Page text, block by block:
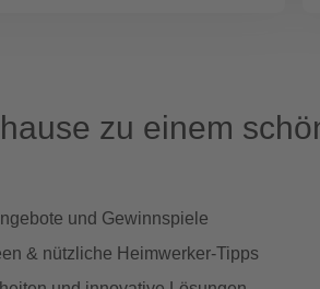
zu einem
und Gewinnspiele
& nützliche Heimwerker-Tipps